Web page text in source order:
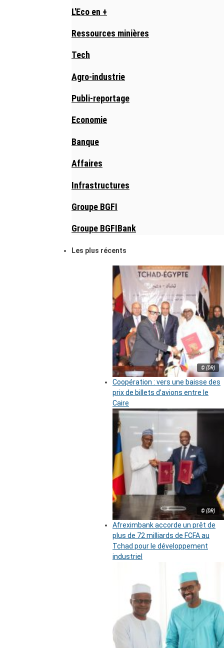
L'Eco en +
Ressources minières
Tech
Agro-industrie
Publi-reportage
Economie
Banque
Affaires
Infrastructures
Groupe BGFI
Groupe BGFIBank
Les plus récents
© (DR)
Coopération : vers une baisse des
prix de billets d’avions entre le
Caire
© (DR)
Afreximbank accorde un prêt de
plus de 72 milliards de FCFA au
Tchad pour le développement
industriel